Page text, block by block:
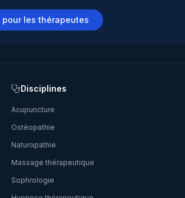
pour les thérapeutes
Disciplines
Acupuncture
Ostéopathie
Naturopathie
Massage thérapeutique
Sophrologie